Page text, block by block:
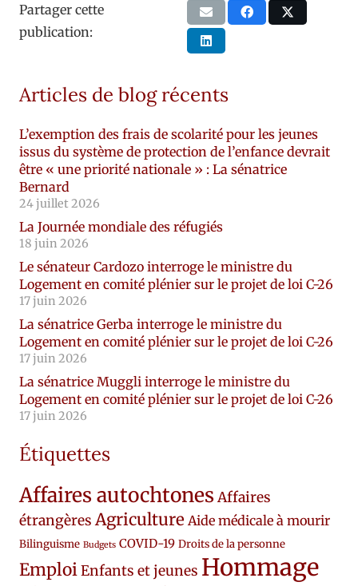
Partager cette
publication:
Articles de blog récents
L’exemption des frais de scolarité pour les jeunes
issus du système de protection de l’enfance devrait
être « une priorité nationale » : La sénatrice
Bernard
24 juillet 2026
La Journée mondiale des réfugiés
18 juin 2026
Le sénateur Cardozo interroge le ministre du
Logement en comité plénier sur le projet de loi C-26
17 juin 2026
La sénatrice Gerba interroge le ministre du
Logement en comité plénier sur le projet de loi C-26
17 juin 2026
La sénatrice Muggli interroge le ministre du
Logement en comité plénier sur le projet de loi C-26
17 juin 2026
Étiquettes
Affaires autochtones Affaires
étrangères Agriculture Aide médicale à mourir
Bilinguisme Budgets COVID-19 Droits de la personne
EmploiEnfants et jeunes Hommage